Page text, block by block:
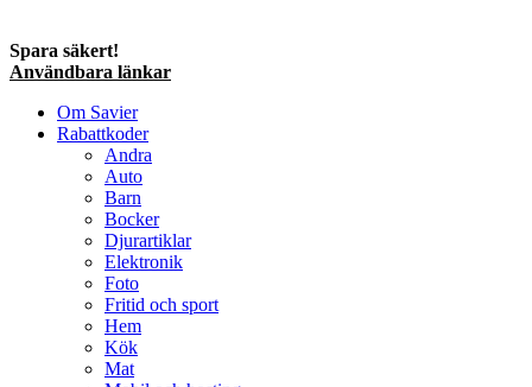
Spara säkert!
Användbara länkar
Om Savier
Rabattkoder
Andra
Auto
Barn
Bocker
Djurartiklar
Elektronik
Foto
Fritid och sport
Hem
Kök
Mat